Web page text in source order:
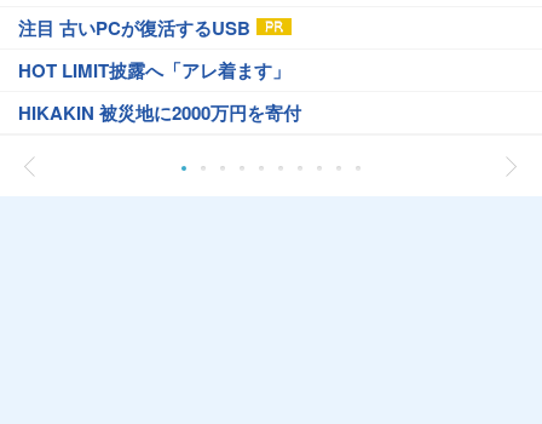
注目 古いPCが復活するUSB
HOT LIMIT披露へ「アレ着ます」
HIKAKIN 被災地に2000万円を寄付